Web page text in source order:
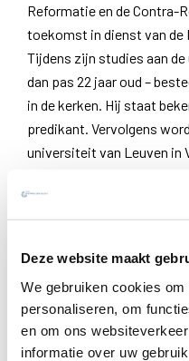
Deze website maakt
We gebruiken cookies
personaliseren, om
en om ons
informatie over uw
Reformatie en de Contra-
toekomst in dienst van de
Tijdens zijn studies aan
dan pas 22 jaar oud –
in de kerken. Hij staat
predikant. Vervolgens
universiteit van Leuven in
leer en die van de aloude
maakt kennis met
fanatieke anglicaanse
doodstraf staat op de
eredienst. Tussen de
boeken. Achteraf gezien